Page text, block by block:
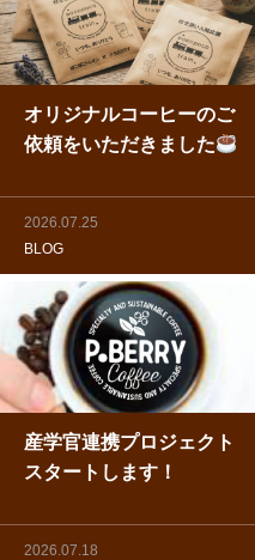
オリジナルコーヒーのご
依頼をいただきました
2026.07.25
BLOG
産学官連携プロジェクト
スタートします！
2026.07.18